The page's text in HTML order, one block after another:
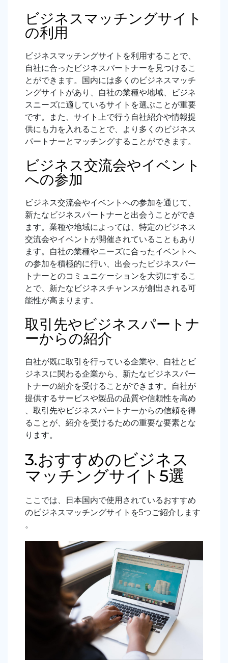
ビジネスマッチングサイト
の利用
ビジネスマッチングサイトを利用することで、
自社に合ったビジネスパートナーを見つけるこ
とができます。国内には多くのビジネスマッチ
ングサイトがあり、自社の業種や地域、ビジネ
スニーズに適しているサイトを選ぶことが重要
です。また、サイト上で行う自社紹介や情報提
供にも力を入れることで、より多くのビジネス
パートナーとマッチングすることができます。
ビジネス交流会やイベント
への参加
ビジネス交流会やイベントへの参加を通じて、
新たなビジネスパートナーと出会うことができ
ます。業種や地域によっては、特定のビジネス
交流会やイベントが開催されていることもあり
ます。自社の業種やニーズに合ったイベントへ
の参加を積極的に行い、出会ったビジネスパー
トナーとのコミュニケーションを大切にするこ
とで、新たなビジネスチャンスが創出される可
能性が高まります。
取引先やビジネスパートナ
ーからの紹介
自社が既に取引を行っている企業や、自社とビ
ジネスに関わる企業から、新たなビジネスパー
トナーの紹介を受けることができます。自社が
提供するサービスや製品の品質や信頼性を高め
、取引先やビジネスパートナーからの信頼を得
ることが、紹介を受けるための重要な要素とな
ります。
3.おすすめのビジネス
マッチングサイト5選
ここでは、日本国内で使用されているおすすめ
のビジネスマッチングサイトを5つご紹介します
。